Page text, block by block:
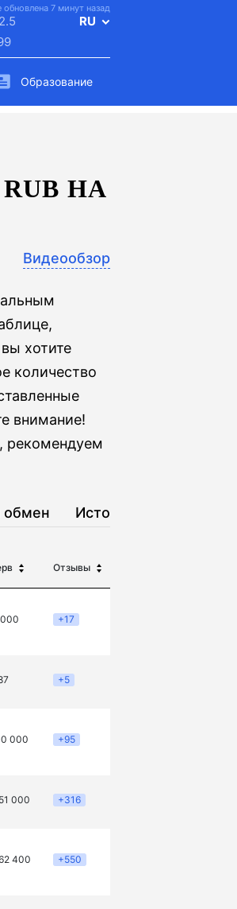
7 минут назад
RU
Образование
НА
Видеообзор
хотите
количество
внимание!
рекомендуем
обмен История
Отзывы
+17
+5
000 +95
000 +316
400 +550